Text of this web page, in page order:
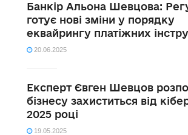
Банкір Альона Шевцова:
готує нові зміни у порядку
еквайрингу платіжних
20.06.2025
Експерт Євген Шевцов
бізнесу захиститься від
2025 році
19.05.2025